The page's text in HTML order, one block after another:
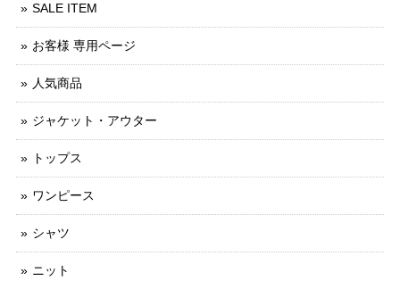
SALE ITEM
お客様 専用ページ
人気商品
ジャケット・アウター
トップス
ワンピース
シャツ
ニット